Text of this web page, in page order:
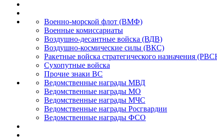
Военно-морской флот (ВМФ)
Военные комиссариаты
Воздушно-десантные войска (ВДВ)
Воздушно-космические силы (ВКС)
Ракетные войска стратегического назначения
Сухопутные войска
Прочие знаки ВС
Ведомственные награды МВД
Ведомственные награды МО
Ведомственные награды МЧС
Ведомственные награды Росгвардии
Ведомственные награды ФСО